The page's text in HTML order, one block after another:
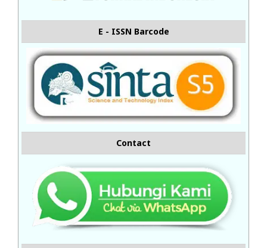
E - ISSN Barcode
Contact